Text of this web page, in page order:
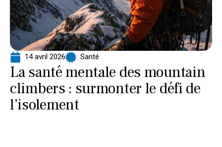
14 avril 2026 Santé
La santé mentale des mountain
climbers : surmonter le défi de
l’isolement